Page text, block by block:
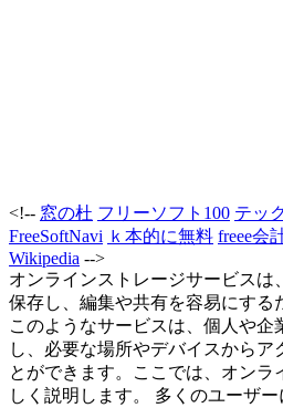
<!-- 窓の杜 フリーソフト100 テッ
FreeSoftNavi ｋ本的に無料 freee会
Wikipedia -->
オンラインストレージサービスは
保存し、編集や共有を容易にする
このようなサービスは、個人や企
し、必要な場所やデバイスからア
とができます。ここでは、オン
しく説明します。 多くのユーザ